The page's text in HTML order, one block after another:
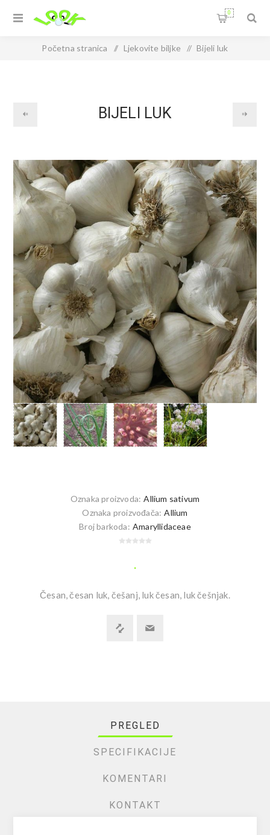
0
Početna stranica / Ljekovite biljke / Bijeli luk
BIJELI LUK
Oznaka proizvoda: Allium sativum
Oznaka proizvođača: Allium
Broj barkoda: Amaryllidaceae
.
Česan, česan luk, češanj, luk česan, luk češnjak.
PREGLED
SPECIFIKACIJE
KOMENTARI
KONTAKT